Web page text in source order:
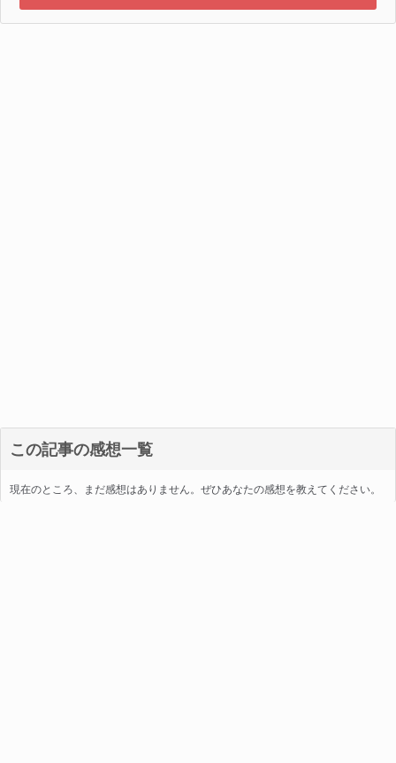
この記事の感想一覧
現在のところ、まだ感想はありません。ぜひあなたの感想を教えてください。